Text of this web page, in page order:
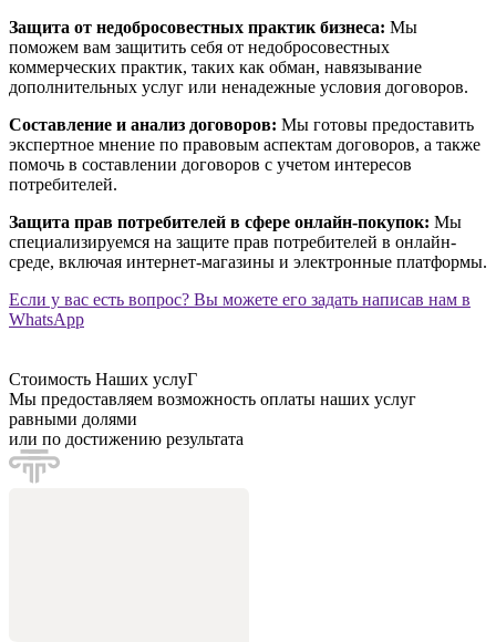
Защита от недобросовестных практик бизнеса: Мы
поможем вам защитить себя от недобросовестных
коммерческих практик, таких как обман, навязывание
дополнительных услуг или ненадежные условия договоров.
Составление и анализ договоров: Мы готовы предоставить
экспертное мнение по правовым аспектам договоров, а также
помочь в составлении договоров с учетом интересов
потребителей.
Защита прав потребителей в сфере онлайн-покупок: Мы
специализируемся на защите прав потребителей в онлайн-
среде, включая интернет-магазины и электронные платформы.
Если у вас есть вопрос? Вы можете его задать написав нам в
WhatsApp
Стоимость Наших услуГ
Мы предоставляем возможность оплаты наших услуг
равными долями
или по достижению результата